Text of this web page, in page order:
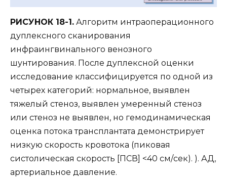
РИСУНОК 18-1. Алгоритм интраоперационного
дуплексного сканирования
инфраингвинального венозного
шунтирования. После дуплексной оценки
исследование классифицируется по одной из
четырех категорий: нормальное, выявлен
тяжелый стеноз, выявлен умеренный стеноз
или стеноз не выявлен, но гемодинамическая
оценка потока трансплантата демонстрирует
низкую скорость кровотока (пиковая
систолическая скорость [ПСВ] <40 см/сек). ). АД,
артериальное давление.